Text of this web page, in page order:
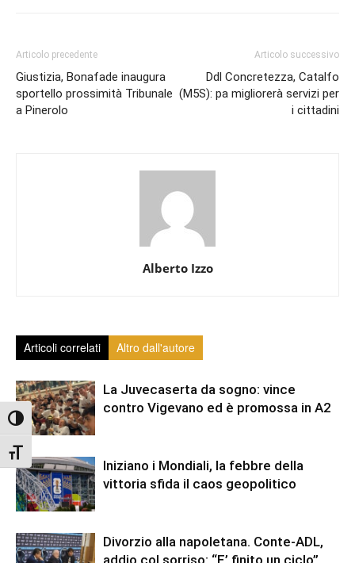
Attiva/disattiva alto contrasto
Attiva/disattiva dimensione testo
Articolo precedente
Giustizia, Bonafade inaugura
sportello prossimità Tribunale
a Pinerolo
Articolo successivo
Ddl Concretezza, Catalfo
(M5S): pa migliorerà servizi per
i cittadini
Alberto Izzo
Articoli correlati Altro dall'autore
La Juvecaserta da sogno: vince
contro Vigevano ed è promossa in A2
Iniziano i Mondiali, la febbre della
vittoria sfida il caos geopolitico
Divorzio alla napoletana. Conte-ADL,
addio col sorriso: “E’ finito un ciclo”